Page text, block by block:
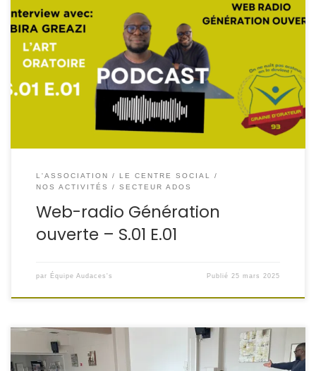
Nous sommes fiers de vous présenter le tout premier
épisode de notre podcast ! Pour inaugurer cette série,
nous avons eu l’honneur d’interviewer Abira Greazi,
orateur passionné et fondateur de l’association Graine
d’Orateur. S.01 E.01 – L’Art Oratoire avec Abira Greazi Dans
cet épisode, il partage avec nous son parcours, […]
L'ASSOCIATION
LE CENTRE SOCIAL
NOS ACTIVITÉS
SECTEUR ADOS
Web-radio Génération
ouverte – S.01 E.01
par Équipe Audaces's Publié25 mars 2025